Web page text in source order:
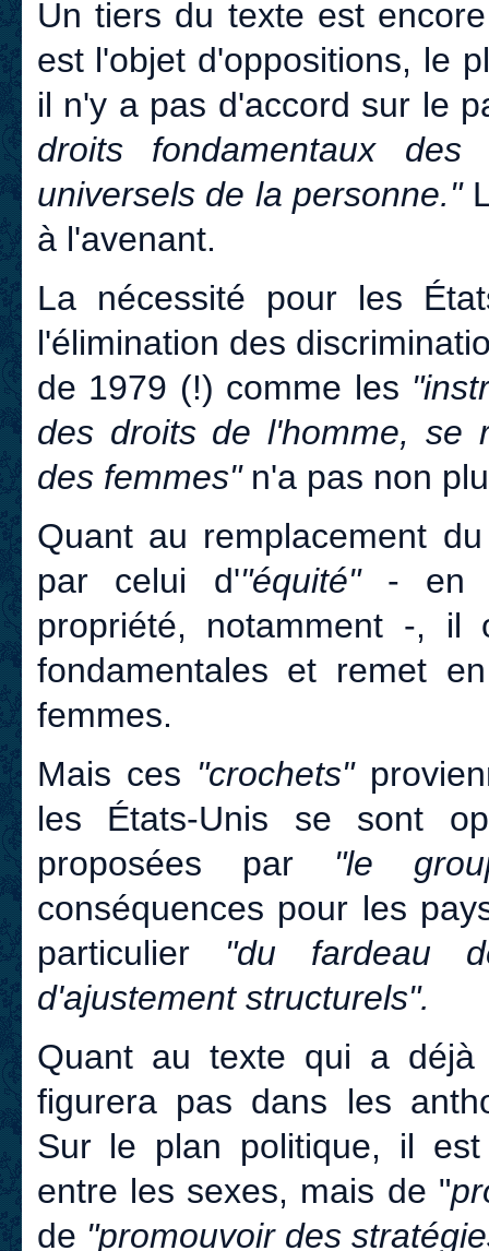
Un tiers du texte est
est l'objet d'oppositions, le
il n'y a pas d'accord sur le
droits fondamentaux
universels de la personne."
à l'avenant.
La nécessité pour les
l'élimination des
de 1979 (!) comme les
des droits de l'homme, se
des femmes" n'a pas non
Quant au remplacement
par celui d'"équité"- en
propriété, notamment -,
fondamentales et remet
femmes.
Mais ces "crochets"
les États-Unis se sont
proposées par "le
conséquences pour les
particulier "du fardeau
d'ajustement structurels".
Quant au texte qui a
figurera pas dans les
Sur le plan politique, il
entre les sexes, mais de "
de "promouvoir des